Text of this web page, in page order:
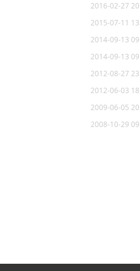
2016-02-27
2015-07-11
2014-09-13
2014-09-13
2012-08-27
2012-06-03
2009-06-05
2008-10-29